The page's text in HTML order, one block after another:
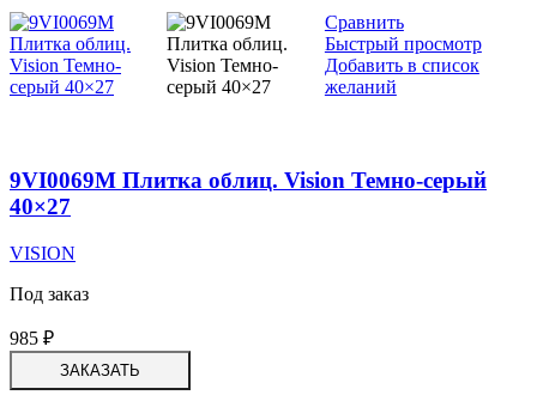
Сравнить
Быстрый просмотр
Добавить в список
желаний
9VI0069M Плитка облиц. Vision Темно-серый
40×27
VISION
Под заказ
985 ₽
ЗАКАЗАТЬ